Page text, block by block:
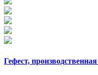
Гефест,